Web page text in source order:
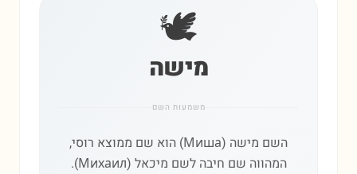
🕊️
מישה
משמעות השם
השם מישה (Миша) הוא שם ממוצא רוסי,
המהווה שם חיבה לשם מיכאל (Михаил).